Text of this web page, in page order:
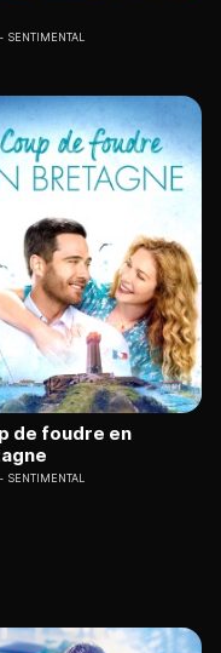
SENTIMENTAL
de foudre en
SENTIMENTAL